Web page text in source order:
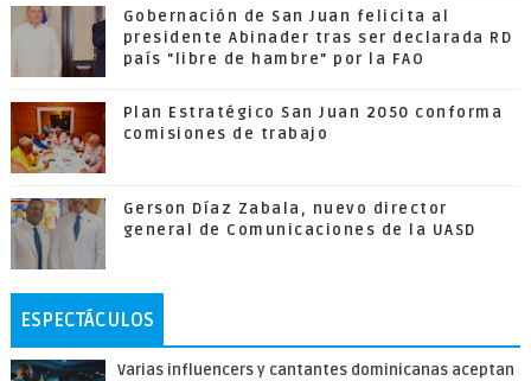
Gobernación de San Juan felicita al
presidente Abinader tras ser declarada RD
país "libre de hambre" por la FAO
Plan Estratégico San Juan 2050 conforma
comisiones de trabajo
Gerson Díaz Zabala, nuevo director
general de Comunicaciones de la UASD
ESPECTÁCULOS
Varias influencers y cantantes dominicanas aceptan